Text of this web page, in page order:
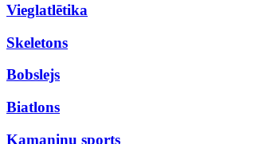
Vieglatlētika
Skeletons
Bobslejs
Biatlons
Kamaniņu sports